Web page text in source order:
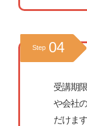
Step 04
受講期
や会社
だけます